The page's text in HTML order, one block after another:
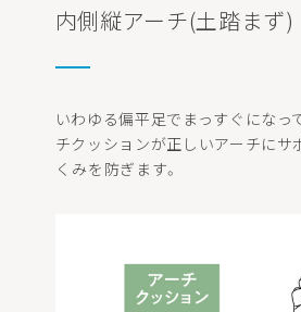
内側縦アーチ(土踏まず)
いわゆる偏平足でまっすぐになっ
チクッションが正しいアーチにサ
くみを防ぎます。